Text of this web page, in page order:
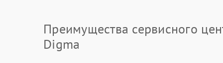
Преимущества сервисного
Digma